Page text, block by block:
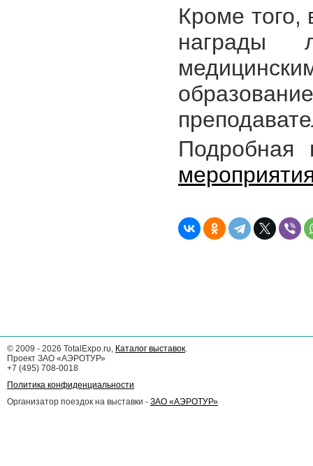
Кроме того,
награды
© 2009 - 2026 TotalExpo.ru, Каталог выставок.
Проект ЗАО «АЭРОТУР»
+7 (495) 708-0018
Политика конфиденциальности
Организатор поездок на выставки - ЗАО «АЭРОТУР»